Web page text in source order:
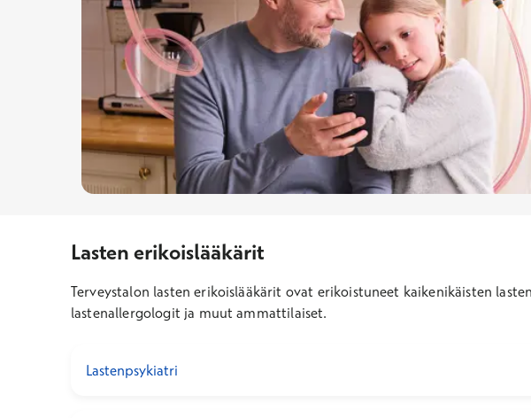
Lasten erikoislääkärit
Terveystalon lasten erikoislääkärit ovat erikoistuneet kaikenikäisten
lastenallergologit ja muut ammattilaiset.
Lastenpsykiatri